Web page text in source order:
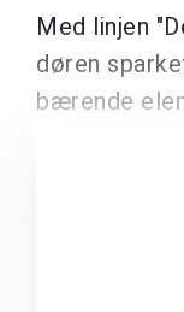
Med linjen
døren
bærende